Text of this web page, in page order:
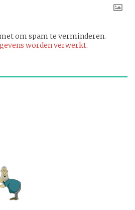
om spam te verminderen.
worden verwerkt.